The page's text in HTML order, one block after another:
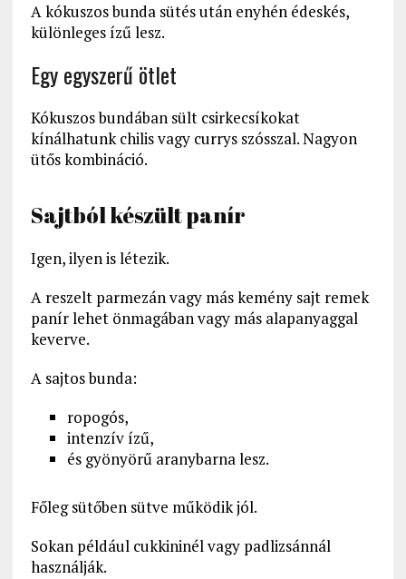
A kókuszos bunda sütés után enyhén édeskés,
különleges ízű lesz.
Egy egyszerű ötlet
Kókuszos bundában sült csirkecsíkokat
kínálhatunk chilis vagy currys szósszal. Nagyon
ütős kombináció.
Sajtból készült panír
Igen, ilyen is létezik.
A reszelt parmezán vagy más kemény sajt remek
panír lehet önmagában vagy más alapanyaggal
keverve.
A sajtos bunda:
ropogós,
intenzív ízű,
és gyönyörű aranybarna lesz.
Főleg sütőben sütve működik jól.
Sokan például cukkininél vagy padlizsánnál
használják.